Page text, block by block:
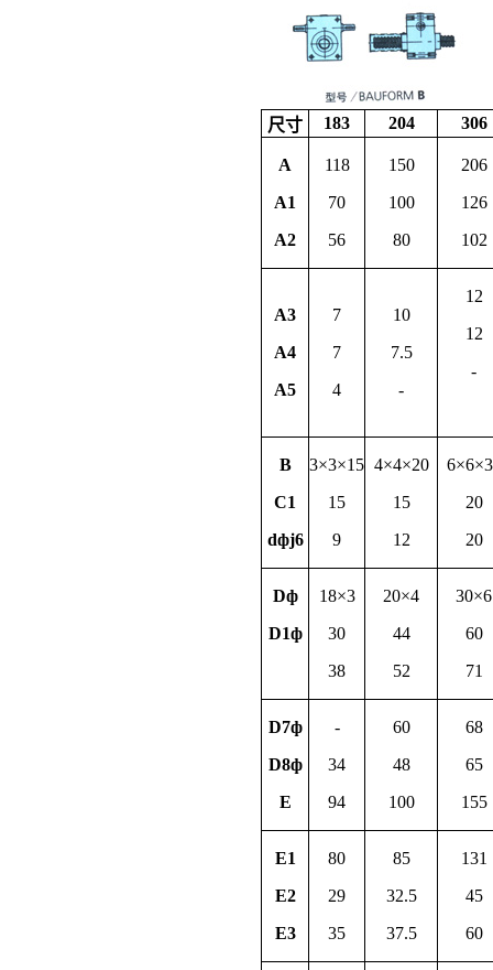
尺寸 183 204 306
A
A1
A2
118
70
56
150
100
80
206
126
102
A3
A4
A5
7
7
4
10
7.5
-
12
12
-
B
C1
dфj6
3×3×15
15
9
4×4×20
15
12
20
20
Dф
D1ф
18×3
30
38
20×4
44
52
30×6
60
71
D7ф
D8ф
E
-
34
94
60
48
100
68
65
155
E1
E2
E3
80
29
35
85
32.5
37.5
131
45
60